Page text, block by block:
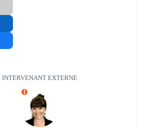
INTERVENANT EXTERNE
I